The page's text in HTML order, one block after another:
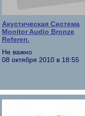
Акустическая Система
Monitor Audio Bronze
Referen.
Не важно
08 октября 2010 в 18:55